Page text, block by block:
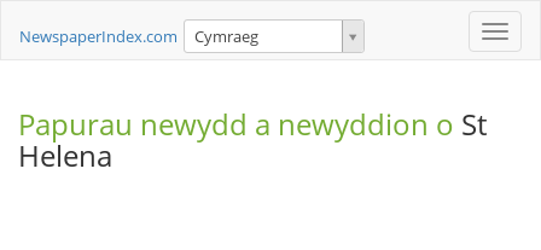
Toggle
NewspaperIndex.com Cymraeg
Papurau newydd a newyddion o St
Helena